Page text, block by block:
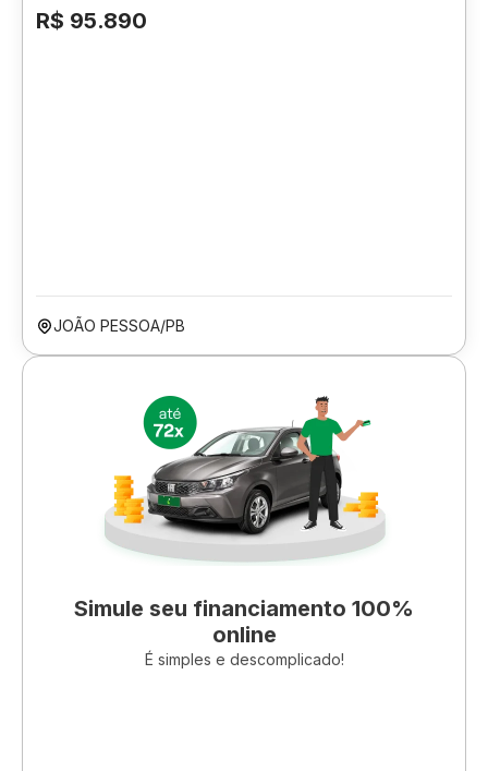
R$ 95.890
JOÃO PESSOA/PB
Simule seu financiamento 100%
online
É simples e descomplicado!